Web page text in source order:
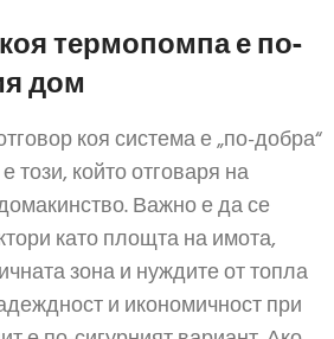
термопомпа е по-
дом
коя система е „по-добра“
този, който отговаря на
Важно е да се
като площта на имота,
зона и нуждите от топла
и икономичност при